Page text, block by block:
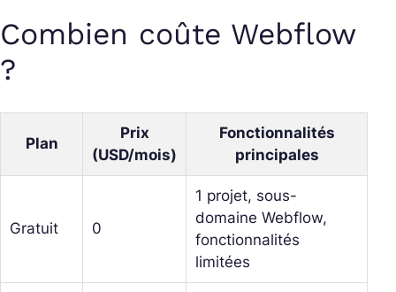
Combien coûte Webflow
?
Plan
Prix
(USD/mois)
Fonctionnalités
principales
Gratuit 0
1 projet, sous-
domaine Webflow,
fonctionnalités
limitées